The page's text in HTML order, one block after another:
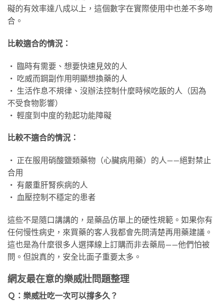
礙的有效率達八成以上，這個數字在實際使用中也差不多吻
合。
比較適合的情況：
‧ 臨時有需要、想要快速見效的人
‧ 吃威而鋼副作用明顯想換藥的人
‧ 生活作息不規律、沒辦法控制什麼時候吃飯的人（因為
不受食物影響）
‧ 輕度到中度的勃起功能障礙
比較不適合的情況：
‧ 正在服用硝酸鹽類藥物（心臟病用藥）的人——絕對禁止
合用
‧ 有嚴重肝腎疾病的人
‧ 血壓控制不穩定的患者
這些不是隨口講講的，是藥品仿單上的硬性規範。如果你有
任何慢性病史，來買藥的客人我都會先問清楚再用藥建議。
這也是為什麼很多人選擇線上訂購而非去藥局——他們怕被
問。但說真的，安全比面子重要太多。
網友最在意的樂威壯問題整理
Ｑ：樂威壯吃一次可以撐多久？